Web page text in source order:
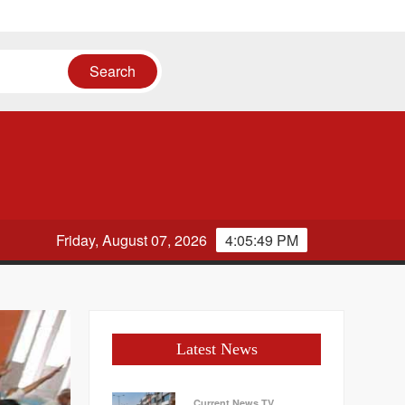
4:05:50 PM
Friday, August 07, 2026
Latest News